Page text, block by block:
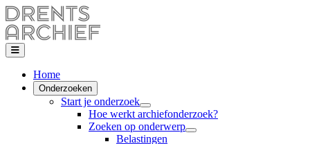
Home
Onderzoeken
Start je onderzoek
Hoe werkt archiefonderzoek?
Zoeken op onderwerp
Belastingen